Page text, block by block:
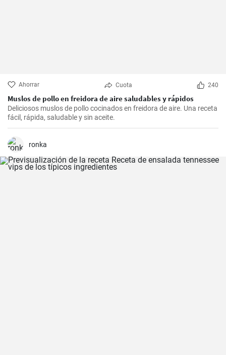
Ahorrar Cuota 240
Muslos de pollo en freidora de aire saludables y rápidos
Deliciosos muslos de pollo cocinados en freidora de aire. Una receta
fácil, rápida, saludable y sin aceite.
ronka